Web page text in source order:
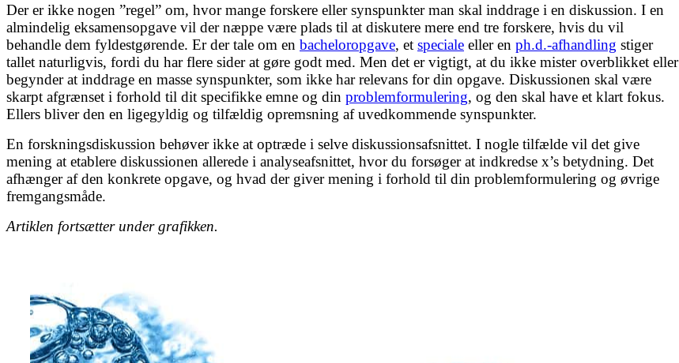
Der er ikke nogen ”regel” om, hvor mange forskere eller synspunkter man skal inddrage i en diskussion. I en
almindelig eksamensopgave vil der næppe være plads til at diskutere mere end tre forskere, hvis du vil
behandle dem fyldestgørende. Er der tale om en bacheloropgave, et speciale eller en ph.d.-afhandling stiger
tallet naturligvis, fordi du har flere sider at gøre godt med. Men det er vigtigt, at du ikke mister overblikket eller
begynder at inddrage en masse synspunkter, som ikke har relevans for din opgave. Diskussionen skal være
skarpt afgrænset i forhold til dit specifikke emne og din problemformulering, og den skal have et klart fokus.
Ellers bliver den en ligegyldig og tilfældig opremsning af uvedkommende synspunkter.
En forskningsdiskussion behøver ikke at optræde i selve diskussionsafsnittet. I nogle tilfælde vil det give
mening at etablere diskussionen allerede i analyseafsnittet, hvor du forsøger at indkredse x’s betydning. Det
afhænger af den konkrete opgave, og hvad der giver mening i forhold til din problemformulering og øvrige
fremgangsmåde.
Artiklen fortsætter under grafikken.